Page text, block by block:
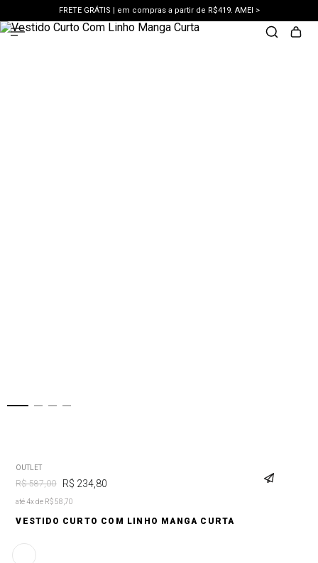
FRETE GRÁTIS | em compras a partir de R$419. AMEI >
PIX | 5% off no pix à vista. APROVEITAR >
OUTLET
R$ 587,00 R$ 234 80
até 4x de R$ 58,70
VESTIDO CURTO COM LINHO MANGA CURTA